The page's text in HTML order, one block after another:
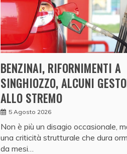
BENZINAI, RIFORNIMENTI A
SINGHIOZZO, ALCUNI
ALLO STREMO
5 Agosto 2026
Non è più un disagio occasionale,
una criticità strutturale che dura
da mesi…